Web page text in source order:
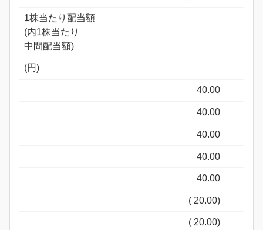
1株当たり配当額
(内1株当たり
中間配当額)
(円)
40.00
40.00
40.00
40.00
40.00
( 20.00)
( 20.00)